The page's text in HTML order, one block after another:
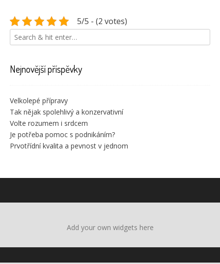
5/5 - (2 votes)
Nejnovější příspěvky
Velkolepé přípravy
Tak nějak spolehlivý a konzervativní
Volte rozumem i srdcem
Je potřeba pomoc s podnikáním?
Prvotřídní kvalita a pevnost v jednom
Add your own widgets here